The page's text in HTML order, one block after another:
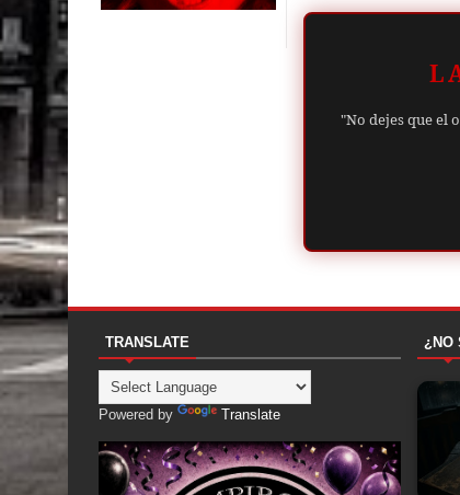
"No dejes que el
TRANSLATE
Powered by Translate
¿NO